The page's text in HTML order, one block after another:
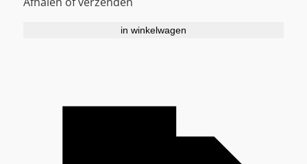
in winkelwagen